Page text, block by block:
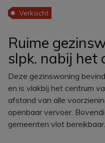
Ruime
slpk. nabij het
Verkocht
Deze gezinswoning
en is vlakbij het centrum
afstand van alle
openbaar vervoer.
gemeenten vlot bereikbaar.